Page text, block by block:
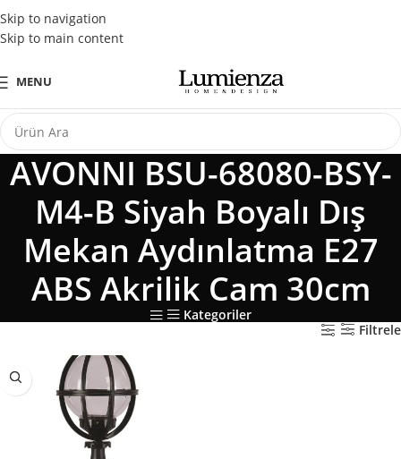
Skip to navigation
Skip to main content
Tüm Kredi Kartlarına Peşin Fiyatına 3 Taksit Fırsatı
MENU
AVONNI BSU-68080-BSY-
M4-B Siyah Boyalı Dış
Mekan Aydınlatma E27
ABS Akrilik Cam 30cm
Kategoriler
Filtrele